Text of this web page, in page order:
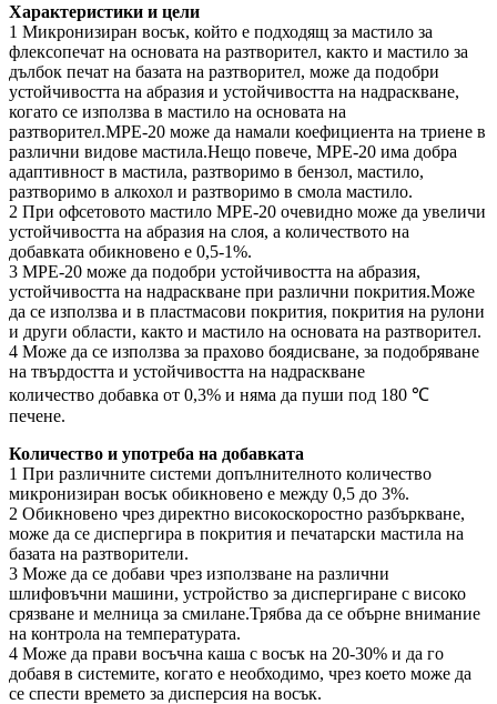
Характеристики и цели
1 Микронизиран восък, който е подходящ за мастило за
флексопечат на основата на разтворител, както и мастило за
дълбок печат на базата на разтворител, може да подобри
устойчивостта на абразия и устойчивостта на надраскване,
когато се използва в мастило на основата на
разтворител.MPE-20 може да намали коефициента на триене в
различни видове мастила.Нещо повече, MPE-20 има добра
адаптивност в мастила, разтворимо в бензол, мастило,
разтворимо в алкохол и разтворимо в смола мастило.
2 При офсетовото мастило MPE-20 очевидно може да увеличи
устойчивостта на абразия на слоя, а количеството на
добавката обикновено е 0,5-1%.
3 MPE-20 може да подобри устойчивостта на абразия,
устойчивостта на надраскване при различни покрития.Може
да се използва и в пластмасови покрития, покрития на рулони
и други области, както и мастило на основата на разтворител.
4 Може да се използва за прахово боядисване, за подобряване
на твърдостта и устойчивостта на надраскване
количество добавка от 0,3% и няма да пуши под 180 ℃
печене.
Количество и употреба на добавката
1 При различните системи допълнителното количество
микронизиран восък обикновено е между 0,5 до 3%.
2 Обикновено чрез директно високоскоростно разбъркване,
може да се диспергира в покрития и печатарски мастила на
базата на разтворители.
3 Може да се добави чрез използване на различни
шлифовъчни машини, устройство за диспергиране с високо
срязване и мелница за смилане.Трябва да се обърне внимание
на контрола на температурата.
4 Може да прави восъчна каша с восък на 20-30% и да го
добавя в системите, когато е необходимо, чрез което може да
се спести времето за дисперсия на восък.